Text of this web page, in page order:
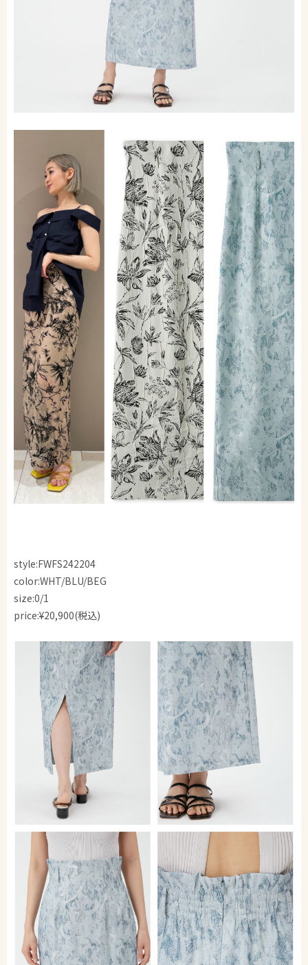
style:FWFS242204
color:WHT/BLU/BEG
size:0/1
price:¥20,900(税込)